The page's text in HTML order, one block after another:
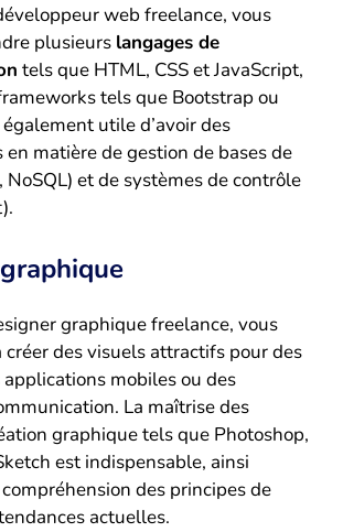
web freelance, vous
plusieurs langages de
tels que HTML, CSS et JavaScript,
tels que Bootstrap ou
utile d’avoir des
en matière de gestion de bases de
NoSQL) et de systèmes de contrôle
graphique freelance, vous
créer des visuels attractifs pour des
mobiles ou des
La maîtrise des
graphique tels que Photoshop,
est indispensable, ainsi
des principes de
actuelles.